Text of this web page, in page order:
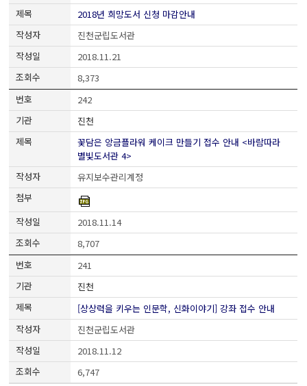
2018년 희망도서 신청 마감안내
진천군립도서관
2018.11.21
8,373
242
진천
꽃담은 앙금플라워 케이크 만들기 접수 안내 <바람따라
별빛도서관 4>
유지보수관리계정
2018.11.14
8,707
241
진천
[상상력을 키우는 인문학, 신화이야기] 강좌 접수 안내
진천군립도서관
2018.11.12
6,747